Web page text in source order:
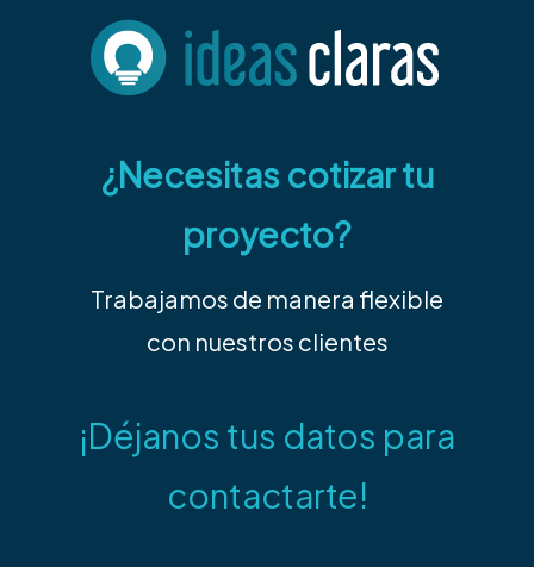
¿Necesitas cotizar tu
proyecto?
Trabajamos de manera flexible
con nuestros clientes
¡Déjanos tus datos para
contactarte!